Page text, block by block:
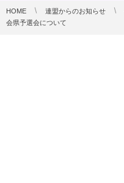
HOME 連盟からのお知らせ
会県予選会について